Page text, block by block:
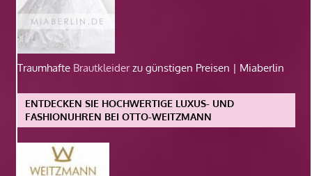
Traumhafte Brautkleiderzu günstigen Preisen | Miaberlin
ENTDECKEN SIE HOCHWERTIGE LUXUS- UND
FASHIONUHREN BEI OTTO-WEITZMANN